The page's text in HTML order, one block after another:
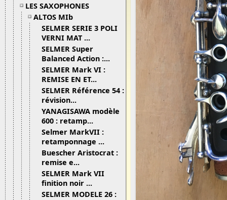
LES SAXOPHONES
ALTOS MIb
SELMER SERIE 3 POLI
VERNI MAT ...
SELMER Super
Balanced Action :...
SELMER Mark VI :
REMISE EN ET...
SELMER Référence 54 :
révision...
YANAGISAWA modèle
600 : retamp...
Selmer MarkVII :
retamponnage ...
Buescher Aristocrat :
remise e...
SELMER Mark VII
finition noir ...
SELMER MODELE 26 :